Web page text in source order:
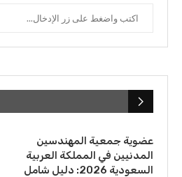
عضوية جمعية المهندسين
المدنيين في المملكة العربية
السعودية 2026: دليل شامل